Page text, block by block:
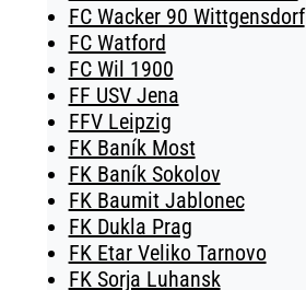
FC Wacker 90 Wittgensdorf
FC Watford
FC Wil 1900
FF USV Jena
FFV Leipzig
FK Baník Most
FK Baník Sokolov
FK Baumit Jablonec
FK Dukla Prag
FK Etar Veliko Tarnovo
FK Sorja Luhansk